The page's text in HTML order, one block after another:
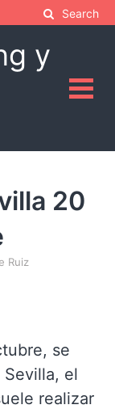
Search
y
20
Ruiz
se
el
realizar